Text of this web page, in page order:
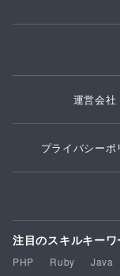
運営会社
プライバシーポ
注目のスキルキーワ
PHP Ruby Java